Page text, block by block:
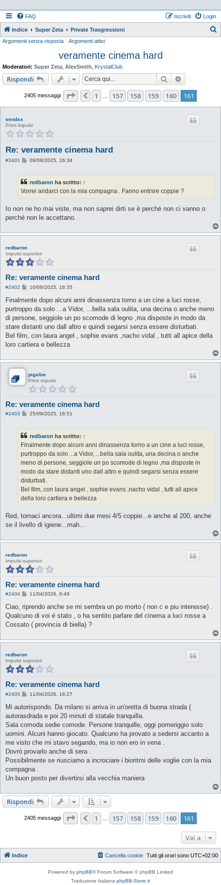
FAQ Login
Iscriviti
Indice Super Zeta Private Trasgressioni
Argomenti senza risposta Argomenti attivi
veramente cinema hard
Moderatori: Super Zeta AlexSmith KrystalClub
Rispondi Cerca
2405 messaggi Pagina di161
Precedente
1 157 158 159 160 161
sendxx
Primi impulsi
Re: veramente cinema hard
#2401
M
a
g
o
09/08/2025, 16:34
redbaron ha scritto: ↑
Vorrei andarci con la mia compagna . Fanno entrsre coppie ?
Io non ne ho mai viste, ma non saprei dirti se è perché non ci vanno o
perché non le accettano.
redbaron
Impulsi superiori
Re: veramente cinema hard
#2402
M
s
a
g
i
10/08/2025, 16:35
Finalmente dopo alcuni anni dinassenza torno a un cine a luci rosse,
purtroppo da solo ...a Vidor, ...bella sala oulita, una decina o anche meno
di persone, seggiole un po scomode di legno ,ma disposte in modo da
stare distanti uno dall altro e quindi segarsi senza essere disturbati.
Bel film, con laura angel , sophie evans ,nacho vidal , tutti all apice della
loro cartiera e bellezza
pigslim
Primi impulsi
Re: veramente cinema hard
#2403
M
a
g
g
i
o
25/09/2025, 16:51
redbaron ha scritto: ↑
Finalmente dopo alcuni anni dinassenza torno a un cine a luci rosse,
purtroppo da solo ...a Vidor, ...bella sala oulita, una decina o anche
meno di persone, seggiole un po scomode di legno ,ma disposte in
modo da stare distanti uno dall altro e quindi segarsi senza essere
disturbati.
Bel film, con laura angel , sophie evans ,nacho vidal , tutti all apice
della loro cartiera e bellezza
Red, tornaci ancora...ultimi due mesi 4/5 coppie...e anche al 200, anche
se il livello di igiene...mah...
redbaron
Impulsi superiori
Re: veramente cinema hard
#2404
M
s
a
g
o
11/04/2026, 6:49
Ciao, riprendo anche se mi sembra un po morto ( non c e piu interesse) .
Qualcuno di voi é stato , o ha sentito parlare del cinema a luci rosse a
Cossato ( provincia di biella) ?
redbaron
Impulsi superiori
Re: veramente cinema hard
#2405
M
s
a
g
i
o
11/04/2026, 16:27
Mi autorispondo. Da milano si arriva in un'oretta di buona strada (
autorasdrada e poi 20 minuti di statale tranquilla.
Sala comoda sedie comode. Persone tranquille, oggi pomeriggio solo
uomini. Alcuni hanno giocato. Qualcuno ha provato a sedersi accanto a
me visto che mi stavo segando, ma io non ero in vena .
Dovrò provarlo anche di sera .
Possibilmente se riusciamo a incrociare i bioritmi delle voglie con la mia
compagna .
Un buon posto per divertirsi alla vecchia maniera
Rispondi
2405 messaggi Pagina 161 di161
Precedente
1 157 158 159 160 161
Vai a
Indice Tutti gli orari sono UTC+02:00
Cancella cookie
Powered by phpBB® Forum Software © phpBB Limited
Traduzione Italiana phpBB-Store.it